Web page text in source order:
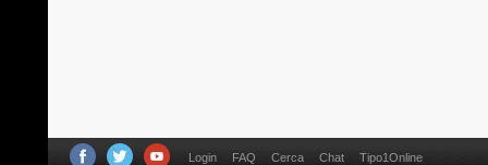
Login FAQ Cerca Chat Tipo1Online